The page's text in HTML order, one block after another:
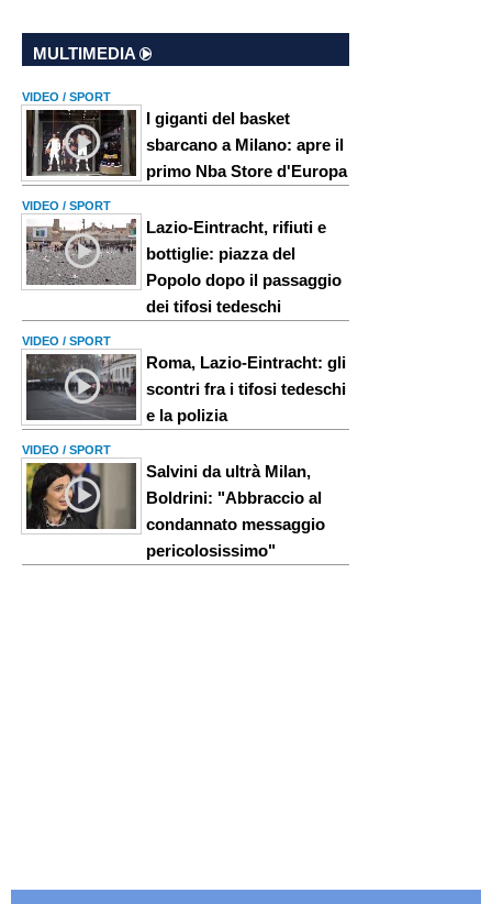
MULTIMEDIA
VIDEO / SPORT
I giganti del basket
sbarcano a Milano: apre il
primo Nba Store d'Europa
VIDEO / SPORT
Lazio-Eintracht, rifiuti e
bottiglie: piazza del
Popolo dopo il passaggio
dei tifosi tedeschi
VIDEO / SPORT
Roma, Lazio-Eintracht: gli
scontri fra i tifosi tedeschi
e la polizia
VIDEO / SPORT
Salvini da ultrà Milan,
Boldrini: "Abbraccio al
condannato messaggio
pericolosissimo"